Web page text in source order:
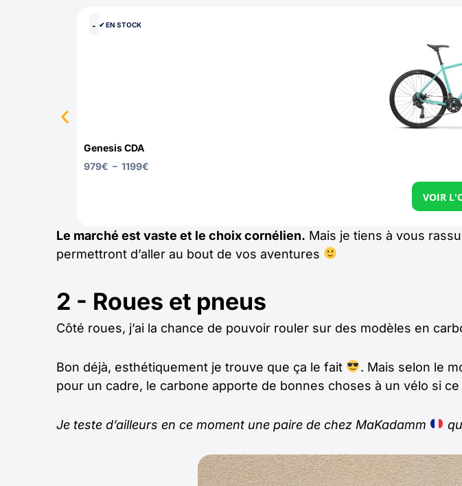
- ✔︎ EN STOCK
Genesis CDA
979€ – 1199€
VOIR
Le marché est vaste et le choix cornélien. Mais je tiens à vous
permettront d’aller au bout de vos aventures
2 - Roues et pneus
Côté roues, j’ai la chance de pouvoir rouler sur des modèles en
Bon déjà, esthétiquement je trouve que ça le fait
. Mais selon le
pour un cadre, le carbone apporte de bonnes choses à un vélo si
Je teste d’ailleurs en ce moment une paire de chez MaKadamm